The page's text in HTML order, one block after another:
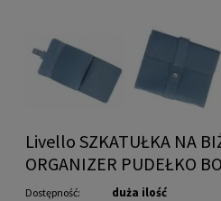
Livello SZKATUŁKA NA
ORGANIZER PUDEŁKO
Dostępność: duża ilość